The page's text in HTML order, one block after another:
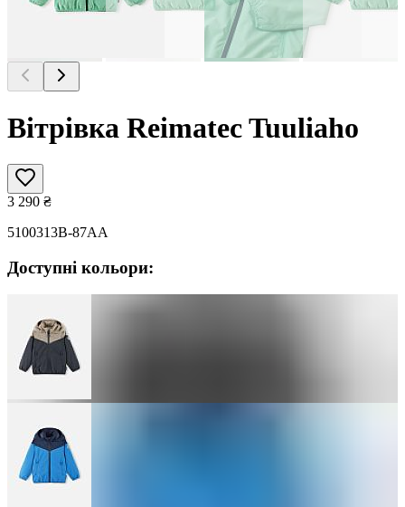
Вітрівка Reimatec Tuuliaho
3 290 ₴
5100313B-87AA
Доступні кольори: